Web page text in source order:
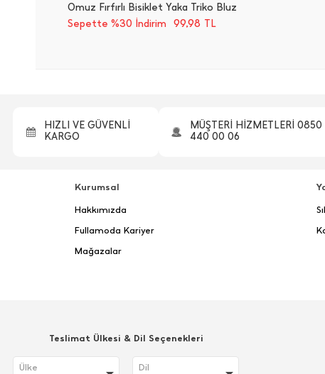
Omuz Fırfırlı Bisiklet Yaka Triko Bluz
Sepette %30 İndirim
99,98 TL
HIZLI VE GÜVENLİ
KARGO
MÜŞTERİ HİZMETLERİ 0850
440 00 06
Kurumsal
Hakkımızda
Fullamoda Kariyer
Mağazalar
Teslimat Ülkesi & Dil Seçenekleri
Ülke Dil